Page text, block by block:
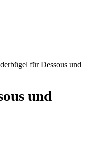
für Dessous und
und